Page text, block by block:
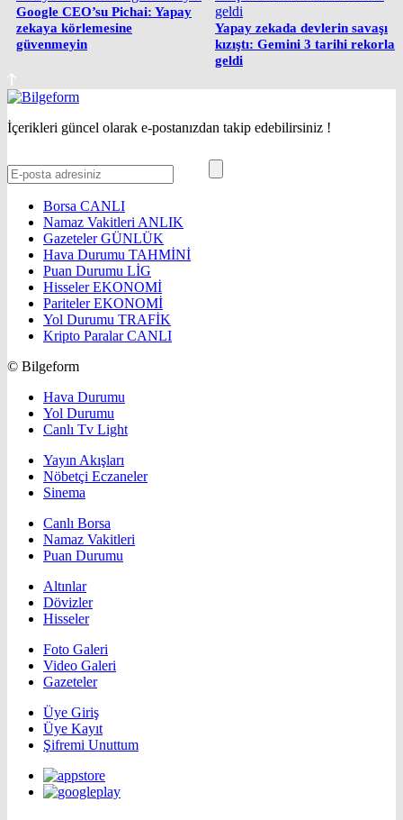
Google CEO’su Pichai: Yapay
zekaya körlemesine
güvenmeyin
Yapay zekada devlerin savaşı
kızıştı: Gemini 3 tarihi rekorla
geldi
İçerikleri güncel olarak e-postanızdan takip edebilirsiniz !
Borsa CANLI
Namaz Vakitleri ANLIK
GazetelerGÜNLÜK
Hava Durumu TAHMİNİ
Puan Durumu LİG
HisselerEKONOMİ
ParitelerEKONOMİ
Yol Durumu TRAFİK
Kripto ParalarCANLI
© Bilgeform
Hava Durumu
Yol Durumu
Canlı Tv Light
Yayın Akışları
Nöbetçi Eczaneler
Sinema
Canlı Borsa
Namaz Vakitleri
Puan Durumu
Altınlar
Dövizler
Hisseler
Foto Galeri
Video Galeri
Gazeteler
Üye Giriş
Üye Kayıt
Şifremi Unuttum